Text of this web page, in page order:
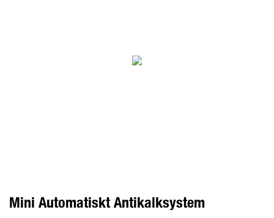
Mini Automatiskt Antikalksystem